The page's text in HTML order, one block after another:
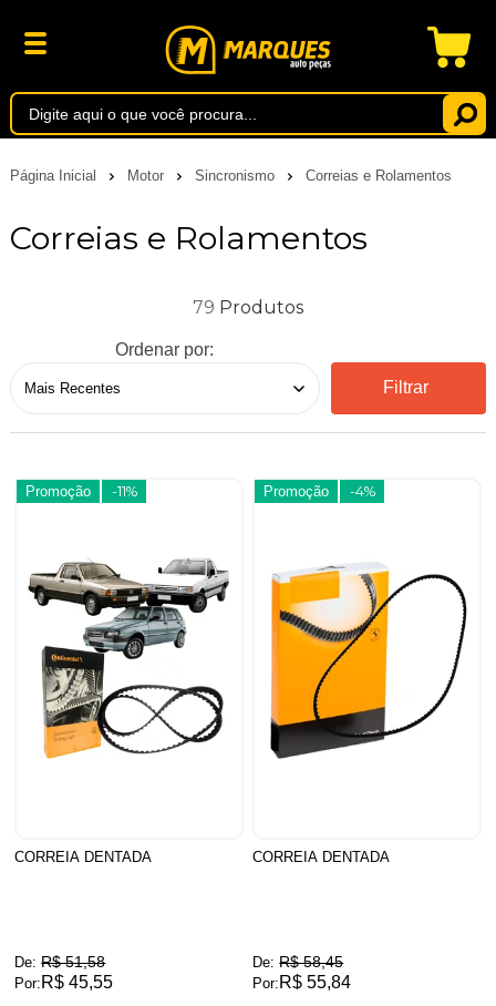
Página Inicial Motor Sincronismo Correias e Rolamentos
Correias e Rolamentos
79
Ordenar por:
Filtrar
Promoção -11%
CORREIA DENTADA
De: R$ 51,58
Por: R$ 45,55
Promoção -4%
CORREIA DENTADA
De: R$ 58,45
Por: R$ 55,84